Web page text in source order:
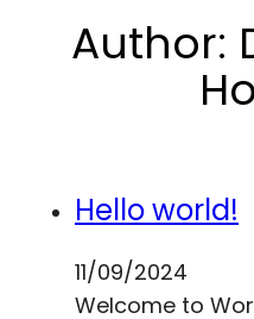
Author:
Hello world!
11/09/2024
Welcome to